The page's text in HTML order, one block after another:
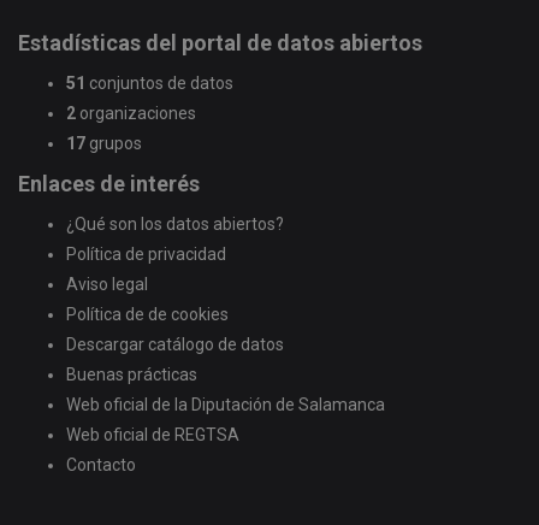
Estadísticas del portal de datos abiertos
51 conjuntos de datos
2 organizaciones
17 grupos
Enlaces de interés
¿Qué son los datos abiertos?
Política de privacidad
Aviso legal
Política de de cookies
Descargar catálogo de datos
Buenas prácticas
Web oficial de la Diputación de Salamanca
Web oficial de REGTSA
Contacto